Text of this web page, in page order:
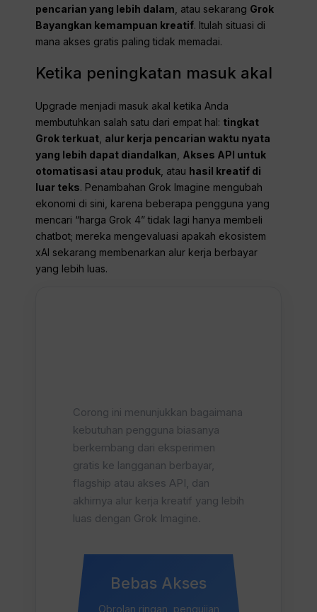
pencarian yang lebih dalam , atau sekarang Grok
Bayangkan kemampuan kreatif. Itulah situasi di
mana akses gratis paling tidak memadai.
Ketika peningkatan masuk akal
Upgrade menjadi masuk akal ketika Anda
membutuhkan salah satu dari empat hal: tingkat
Grok terkuat alur kerja pencarian waktu nyata
yang lebih dapat diandalkan Akses API untuk
otomatisasi atau produk , atau hasil kreatif di
luar teks. Penambahan Grok Imagine mengubah
ekonomi di sini, karena beberapa pengguna yang
mencari “harga Grok 4” tidak lagi hanya membeli
chatbot; mereka mengevaluasi apakah ekosistem
xAI sekarang membenarkan alur kerja berbayar
yang lebih luas.
Corong ini menunjukkan bagaimana
kebutuhan pengguna biasanya
berkembang dari eksperimen
gratis ke langganan berbayar,
flagship atau akses API, dan
akhirnya alur kerja kreatif yang lebih
luas dengan Grok Imagine.
Bebas Akses
Obrolan ringan, pengujian